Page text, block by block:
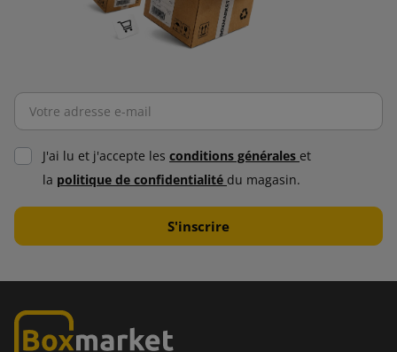
J'ai lu et j'accepte les conditions générales et
la politique de confidentialité du magasin.